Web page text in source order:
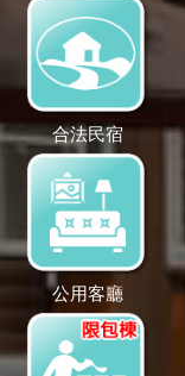
合法民宿
公用客廳